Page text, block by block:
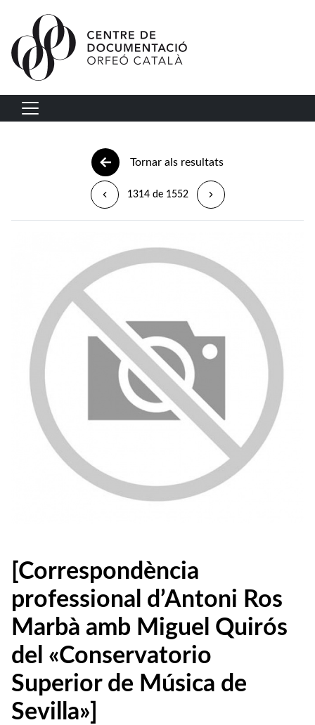
Vés al contingut
Navegació principal
Tornar als resultats
1314 de 1552
[Correspondència
professional d’Antoni Ros
Marbà amb Miguel Quirós
del «Conservatorio
Superior de Música de
Sevilla»]